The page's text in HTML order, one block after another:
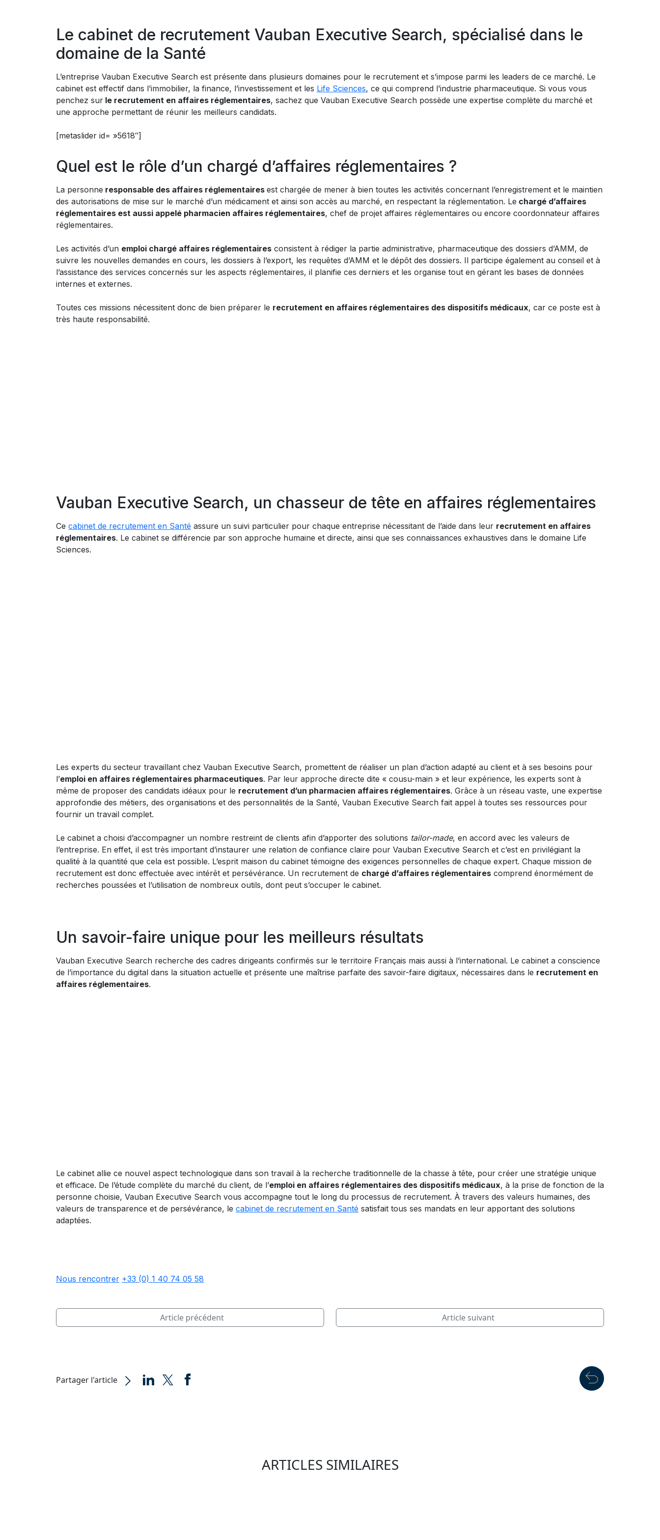
Le cabinet de recrutement Vauban Executive Search, spécialisé dans le
domaine de la Santé
L’entreprise Vauban Executive Search est présente dans plusieurs domaines pour le recrutement et s’impose parmi les leaders de ce marché. Le
cabinet est effectif dans l’immobilier, la finance, l’investissement et les Life Sciences, ce qui comprend l’industrie pharmaceutique. Si vous vous
penchez sur le recrutement en affaires réglementaires, sachez que Vauban Executive Search possède une expertise complète du marché et
une approche permettant de réunir les meilleurs candidats.
[metaslider id= »5618″]
Quel est le rôle d’un chargé d’affaires réglementaires ?
La personne responsable des affaires réglementaires est chargée de mener à bien toutes les activités concernant l’enregistrement et le maintien
des autorisations de mise sur le marché d’un médicament et ainsi son accès au marché, en respectant la réglementation. Le chargé d’affaires
réglementaires est aussi appelé pharmacien affaires réglementaires, chef de projet affaires réglementaires ou encore coordonnateur affaires
réglementaires.
Les activités d’un emploi chargé affaires réglementaires consistent à rédiger la partie administrative, pharmaceutique des dossiers d’AMM, de
suivre les nouvelles demandes en cours, les dossiers à l’export, les requêtes d’AMM et le dépôt des dossiers. Il participe également au conseil et à
l’assistance des services concernés sur les aspects réglementaires, il planifie ces derniers et les organise tout en gérant les bases de données
internes et externes.
Toutes ces missions nécessitent donc de bien préparer le recrutement en affaires réglementaires des dispositifs médicaux, car ce poste est à
très haute responsabilité.
Vauban Executive Search, un chasseur de tête en affaires réglementaires
Ce cabinet de recrutement en Santé assure un suivi particulier pour chaque entreprise nécessitant de l’aide dans leur recrutement en affaires
réglementaires. Le cabinet se différencie par son approche humaine et directe, ainsi que ses connaissances exhaustives dans le domaine Life
Sciences.
Les experts du secteur travaillant chez Vauban Executive Search, promettent de réaliser un plan d’action adapté au client et à ses besoins pour
l’emploi en affaires réglementaires pharmaceutiques. Par leur approche directe dite « cousu-main » et leur expérience, les experts sont à
même de proposer des candidats idéaux pour le recrutement d’un pharmacien affaires réglementaires. Grâce à un réseau vaste, une expertise
approfondie des métiers, des organisations et des personnalités de la Santé, Vauban Executive Search fait appel à toutes ses ressources pour
fournir un travail complet.
Le cabinet a choisi d’accompagner un nombre restreint de clients afin d’apporter des solutions tailor-made, en accord avec les valeurs de
l’entreprise. En effet, il est très important d’instaurer une relation de confiance claire pour Vauban Executive Search et c’est en privilégiant la
qualité à la quantité que cela est possible. L’esprit maison du cabinet témoigne des exigences personnelles de chaque expert. Chaque mission de
recrutement est donc effectuée avec intérêt et persévérance. Un recrutement de chargé d’affaires réglementaires comprend énormément de
recherches poussées et l’utilisation de nombreux outils, dont peut s’occuper le cabinet.
Un savoir-faire unique pour les meilleurs résultats
Vauban Executive Search recherche des cadres dirigeants confirmés sur le territoire Français mais aussi à l’international. Le cabinet a conscience
de l’importance du digital dans la situation actuelle et présente une maîtrise parfaite des savoir-faire digitaux, nécessaires dans le recrutement en
affaires réglementaires.
Le cabinet allie ce nouvel aspect technologique dans son travail à la recherche traditionnelle de la chasse à tête, pour créer une stratégie unique
et efficace. De l’étude complète du marché du client, de l’emploi en affaires réglementaires des dispositifs médicaux, à la prise de fonction de la
personne choisie, Vauban Executive Search vous accompagne tout le long du processus de recrutement. À travers des valeurs humaines, des
valeurs de transparence et de persévérance, le cabinet de recrutement en Santé satisfait tous ses mandats en leur apportant des solutions
adaptées.
Nous rencontrer +33 (0) 1 40 74 05 58
Article précédent Article suivant
Partager l'article
ARTICLES SIMILAIRES